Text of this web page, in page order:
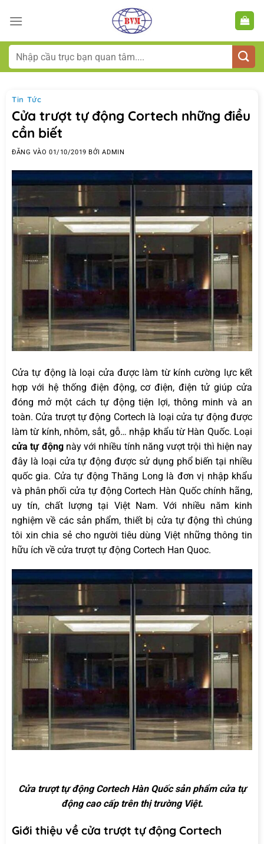
qua
dungTìm
kiếm:
Tin Tức
Cửa trượt tự động Cortech những điều
cần biết
ĐĂNG VÀO01/10/2019 BỞIADMIN
Cửa tự động là loại cửa được làm từ kính cường lực kết
hợp với hệ thống điện động, cơ điện, điện tử giúp cửa
đóng mở một cách tự động tiện lợi, thông minh và an
toàn. Cửa trượt tự động Cortech là loại cửa tự động được
làm từ kính, nhôm, sắt, gỗ… nhập khẩu từ Hàn Quốc. Loại
cửa tự độngnày với nhiều tính năng vượt trội thì hiện nay
đây là loại cửa tự động được sử dụng phổ biến tại nhiều
quốc gia. Cửa tự động Thăng Long là đơn vị nhập khẩu
và phân phối cửa tự động Cortech Hàn Quốc chính hãng,
uy tín, chất lượng tại Việt Nam. Với nhiều năm kinh
nghiệm về các sản phẩm, thiết bị cửa tự động thì chúng
tôi xin chia sẻ cho người tiêu dùng Việt những thông tin
hữu ích về cửa trượt tự động Cortech Han Quoc.
Cửa trượt tự động Cortech Hàn Quốc sản phẩm cửa tự
động cao cấp trên thị trường Việt.
Giới thiệu về cửa trượt tự động Cortech